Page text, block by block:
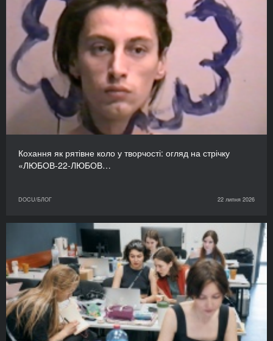
Кохання як рятівне коло у творчості: огляд на стрічку
«ЛЮБОВ-22-ЛЮБОВ…
DOCU/БЛОГ 22 липня 2026